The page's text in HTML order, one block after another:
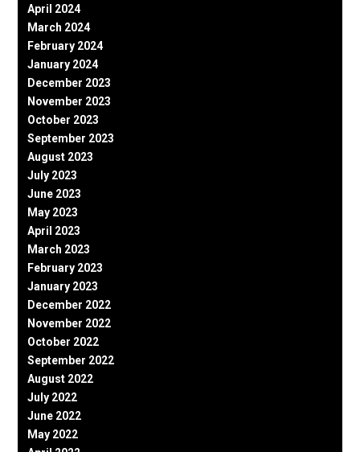
April 2024
March 2024
February 2024
January 2024
December 2023
November 2023
October 2023
September 2023
August 2023
July 2023
June 2023
May 2023
April 2023
March 2023
February 2023
January 2023
December 2022
November 2022
October 2022
September 2022
August 2022
July 2022
June 2022
May 2022